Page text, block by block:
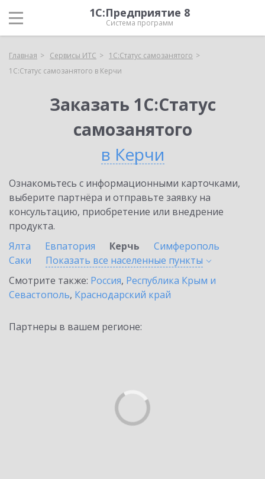
1С:Предприятие 8
Система программ
Главная Сервисы ИТС
1С:Статус самозанятого
1С:Статус самозанятого в Керчи
Заказать 1С:Статус
самозанятого
в Керчи
Ознакомьтесь с информационными карточками,
выберите партнёра и отправьте заявку на
консультацию, приобретение или внедрение
продукта.
Ялта
Евпатория Керчь
Симферополь
Саки
Показать все населенные пункты
Смотрите также: Россия, Республика Крым и
Севастополь, Краснодарский край
Партнеры в вашем регионе: